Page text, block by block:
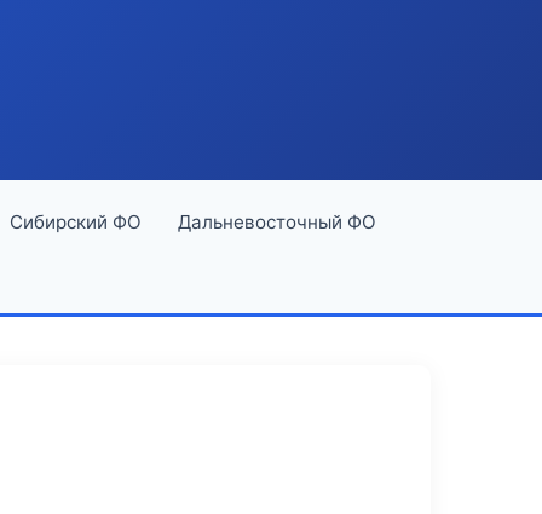
Сибирский ФО Дальневосточный ФО